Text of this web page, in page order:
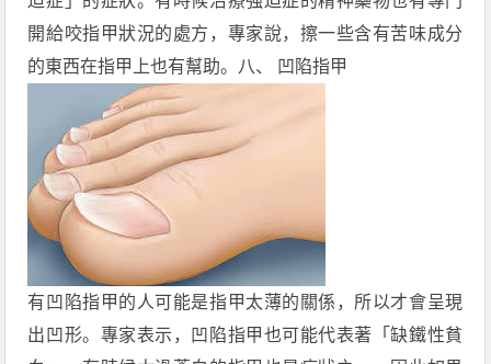
開給咬指甲狀況的處方，專家說，擦一些含有苦味成分
的東西在指甲上也有幫助。八、 凹陷指甲
有凹陷指甲的人可能是指甲太薄的關係，所以才會呈現
出凹形。專家表示，凹陷指甲也可能代表著「缺鐵性貧